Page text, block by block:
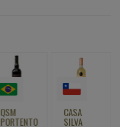
QSM
PORTENTO
CASA
SILVA